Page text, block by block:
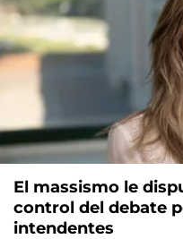
El massismo le
control del debate
intendentes